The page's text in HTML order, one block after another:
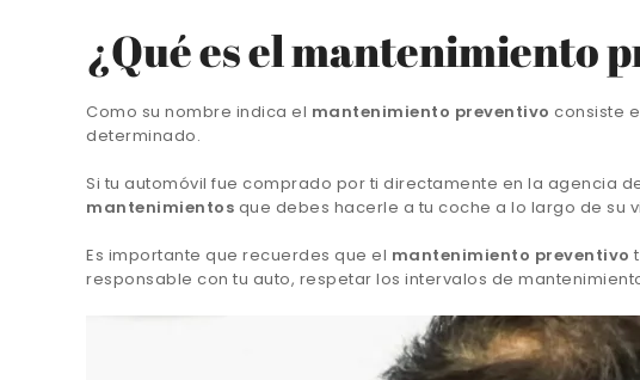
¿Qué es el mantenimiento
Como su nombre indica el mantenimiento preventivo consiste
determinado.
Si tu automóvil fue comprado por ti directamente en la agencia
mantenimientos que debes hacerle a tu coche a lo largo de su
Es importante que recuerdes que el mantenimiento preventivo
responsable con tu auto, respetar los intervalos de